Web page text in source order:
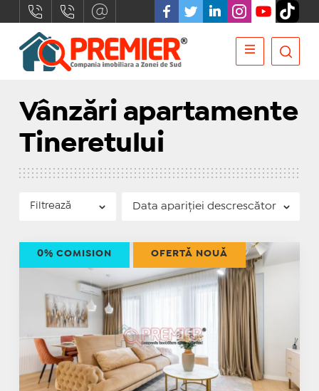
Vânzări apartamente
Tineretului
Filtrează
0% COMISION OFERTĂ NOUĂ